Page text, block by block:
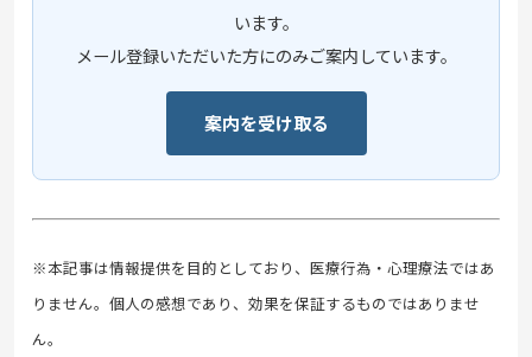
います。
メール登録いただいた方にのみご案内しています。
案内を受け取る
※本記事は情報提供を目的としており、医療行為・心理療法ではあ
りません。個人の感想であり、効果を保証するものではありませ
ん。